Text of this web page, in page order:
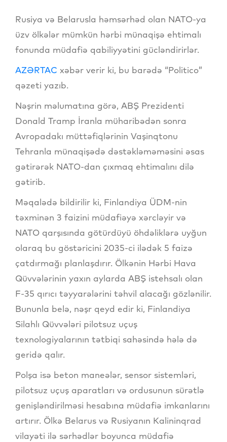
Rusiya və Belarusla həmsərhəd olan NATO-ya
üzv ölkələr mümkün hərbi münaqişə ehtimalı
fonunda müdafiə qabiliyyətini gücləndirirlər.
AZƏRTAC xəbər verir ki, bu barədə “Politico”
qəzeti yazıb.
Nəşrin məlumatına görə, ABŞ Prezidenti
Donald Tramp İranla müharibədən sonra
Avropadakı müttəfiqlərinin Vaşinqtonu
Tehranla münaqişədə dəstəkləməməsini əsas
gətirərək NATO-dan çıxmaq ehtimalını dilə
gətirib.
Məqalədə bildirilir ki, Finlandiya ÜDM-nin
təxminən 3 faizini müdafiəyə xərcləyir və
NATO qarşısında götürdüyü öhdəliklərə uyğun
olaraq bu göstəricini 2035-ci ilədək 5 faizə
çatdırmağı planlaşdırır. Ölkənin Hərbi Hava
Qüvvələrinin yaxın aylarda ABŞ istehsalı olan
F-35 qırıcı təyyarələrini təhvil alacağı gözlənilir.
Bununla belə, nəşr qeyd edir ki, Finlandiya
Silahlı Qüvvələri pilotsuz uçuş
texnologiyalarının tətbiqi sahəsində hələ də
geridə qalır.
Polşa isə beton maneələr, sensor sistemləri,
pilotsuz uçuş aparatları və ordusunun sürətlə
genişləndirilməsi hesabına müdafiə imkanlarını
artırır. Ölkə Belarus və Rusiyanın Kalininqrad
vilayəti ilə sərhədlər boyunca müdafiə